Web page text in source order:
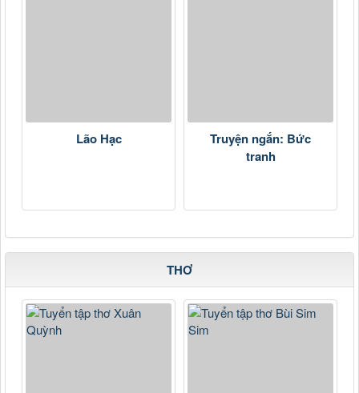
Lão Hạc
Truyện ngắn: Bức
tranh
THƠ